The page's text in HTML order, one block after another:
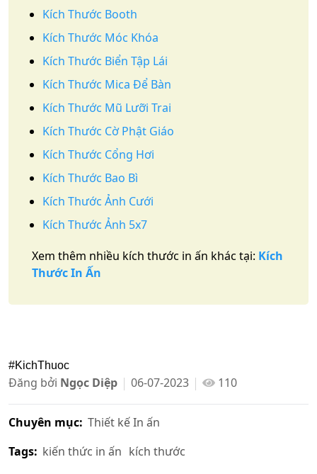
Kích Thước Booth
Kích Thước Móc Khóa
Kích Thước Biển Tập Lái
Kích Thước Mica Để Bàn
Kích Thước Mũ Lưỡi Trai
Kích Thước Cờ Phật Giáo
Kích Thước Cổng Hơi
Kích Thước Bao Bì
Kích Thước Ảnh Cưới
Kích Thước Ảnh 5x7
Xem thêm nhiều kích thước in ấn khác tại: Kích
Thước In Ấn
#KichThuoc
Đăng bởi Ngọc Diệp 06-07-2023 110
Chuyên mục: Thiết kế In ấn
Tags: kiến thức in ấn kích thước